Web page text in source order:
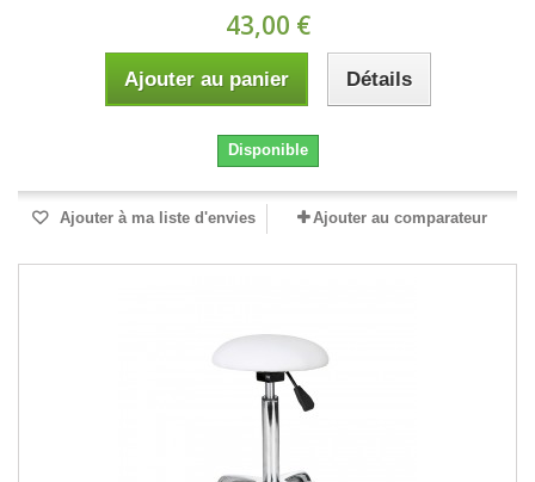
43,00 €
Ajouter au panier Détails
Disponible
Ajouter à ma liste d'envies Ajouter au comparateur